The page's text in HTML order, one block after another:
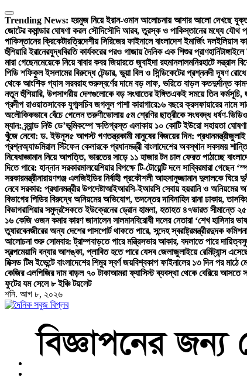
Skip
to
content
Trending News: হরমুজ নিয়ে ইরান-ওমান আলোচনায় আশার আলো দেখছে
জোটের কমান্ডার ঘোষণা করল সৌদিসৌদি আরব, তুরস্ক ও পাকিস্তানের মধ্যে যৌথ
পাকিস্তানের ক্রিকেটারত্রিদেশীয় সিরিজের ফাইনালে বাংলাদেশ ইমার্জিং দলইলিয়াস
হুঁশিয়ারি ইরানেরযুদ্ধবিরতি কার্যকরের পরও গাজায় দৈনিক এক শিশুর প্রাণহানি
মারা গেছেনমেয়েকে নিয়ে বাবার কবর জিয়ারতে জুবাইদা রহমানলালমনিরহাটে সন্ত্রাস
পিডি শফিকুল ইসলামের বিরুদ্ধে টেন্ডার, ভুয়া বিল ও সিন্ডিকেটের প্রশ্ননদী দূষণ
থেকে আংশিক গ্যাস সরবরাহ শুরুস্বর্ণের দামে বড় লাফ, ভরিতে বাড়ল কতদুর্দান্ত
নতুন হুঁশিয়ারি, উপসাগরীয় দেশগুলোকে বড় সংঘাতের ইঙ্গিতএকই সময়ে তিন কর্মসূচি,
প্রদীপ রাওয়াতসাবেক যুগ্মসচিব জগলুল পাশা কারাগারে১৬ বছরে ক্রসফায়ারের নামে
অলৌকিকভাবে বেঁচে গেলেন তরুণীভোলায় ৫ম শ্রেণির ছাত্রীকে সংঘবদ্ধ ধর্ষণ-
ম্যান: ব্র্যান্ড নিউ ডে’ভূমিকম্পে ক্ষতিগ্রস্ত এলাকায় ১০ কোটি ইউরো সহায়তা ঘোষণা
খুঁজে নেবো: ড. ইউনূস৫ আগস্ট গণতন্ত্রকামী মানুষের বিজয়ের দিন: প্রধানমন্ত্রীজুলাই
প্রশ্নঅ্যাডমিরাল স্টিফেন কেলারকে প্রধানমন্ত্রী বাংলাদেশের অবস্থান সবসময়
নিষেধাজ্ঞামান নিয়ে আপত্তি, ভারতের সাড়ে ১১ হাজার টন চাল ফেরত পাঠাচ্ছে
দিতে পারে: হান্নান সরকারমালয়েশিয়ার বিপক্ষে টি-টোয়েন্টি দলে সাব্বিরমারা গেছেন
সরকারমন্ত্রীনারায়ণগঞ্জ এলজিইডির নির্বাহী প্রকৌশলী আহসানুজ্জামান দুলালকে
নেবে সরকার: প্রধানমন্ত্রীর উপদেষ্টাআইআরসি-ইআরসি সেবায় হয়রানি ও অনিয়মের
বিভাগের পিডির বিরুদ্ধে অনিয়মের অভিযোগ, তদন্তের দাবিনাহিদ রানা ঢাকায়,
বিভাগরাশিয়ার সমুদ্রসৈকতে ইউক্রেনের ড্রোন হামলা, হতাহত ৪৭ভারত সীমান্তে
১৬ কেজি ওজন কমার কারণ জানালেন সালমানবিরোধী দলের নেতারা ‘শেখ হাসিনার
তুষারবেনজীরের অন্য দেশের পাসপোর্ট থাকতে পারে, সন্দেহ স্বরাষ্ট্রমন্ত্রীরদুদক
আলোচনা শুরু সোমবার: ট্রাম্পবাড়তে পারে মন্ত্রিসভার আকার, বদলাতে পারে দায়িত্ব
স্বল্পমেয়াদি বন্যার আশঙ্কা, প্লাবিত হতে পারে যেসব জেলাজুলাইয়ে রেমিট্যান্স
মিক্সড টিম ইভেন্টে বাংলাদেশের শিমুর স্বর্ণ জয়বিশ্বকাপ ফাইনালের ১৩ দিন পর মাঠে
কেজির এলপিজির দাম বাড়ল ৭০ টাকাআমরা ফ্যাসিস্ট ব্যবস্থা থেকে বেরিয়ে আসতে
ফুটের যম সেলে ৮ ইঞ্চি টয়লেট
শনি. আগ ৮, ২০২৬
বাংলা নিউজ পেপার